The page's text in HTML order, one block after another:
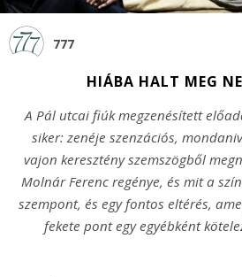
777
HIÁBA HALT MEG
A Pál utcai fiúk megzenésített
siker: zenéje szenzációs,
vajon keresztény szemszögből
Molnár Ferenc regénye, és mit a
szempont, és egy fontos eltérés,
fekete pont egy egyébként